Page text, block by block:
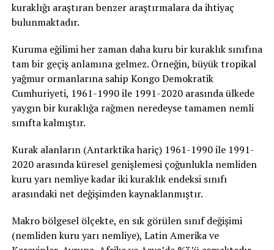
kuraklığı araştıran benzer araştırmalara da ihtiyaç
bulunmaktadır.
Kuruma eğilimi her zaman daha kuru bir kuraklık sınıfına
tam bir geçiş anlamına gelmez. Örneğin, büyük tropikal
yağmur ormanlarına sahip Kongo Demokratik
Cumhuriyeti, 1961-1990 ile 1991-2020 arasında ülkede
yaygın bir kuraklığa rağmen neredeyse tamamen nemli
sınıfta kalmıştır.
Kurak alanların (Antarktika hariç) 1961-1990 ile 1991-
2020 arasında küresel genişlemesi çoğunlukla nemliden
kuru yarı nemliye kadar iki kuraklık endeksi sınıfı
arasındaki net değişimden kaynaklanmıştır.
Makro bölgesel ölçekte, en sık görülen sınıf değişimi
(nemliden kuru yarı nemliye), Latin Amerika ve